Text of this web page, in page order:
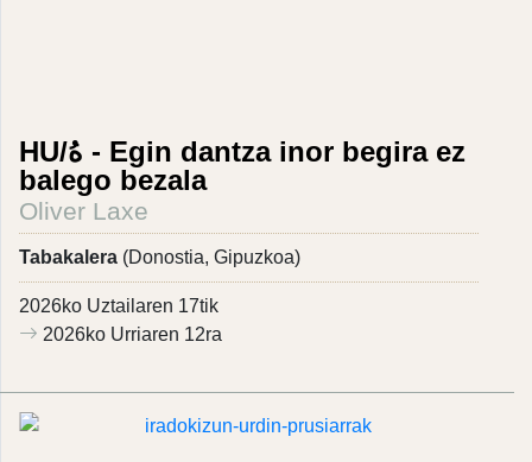
HU/هُ - Egin dantza inor begira ez
balego bezala
Oliver Laxe
Tabakalera (Donostia, Gipuzkoa)
2026ko Uztailaren 17tik
2026ko Urriaren 12ra